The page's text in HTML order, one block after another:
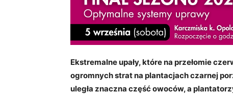
Ekstremalne upały, które na przełomie
ogromnych strat na plantacjach czarnej
uległa znaczna część owoców, a